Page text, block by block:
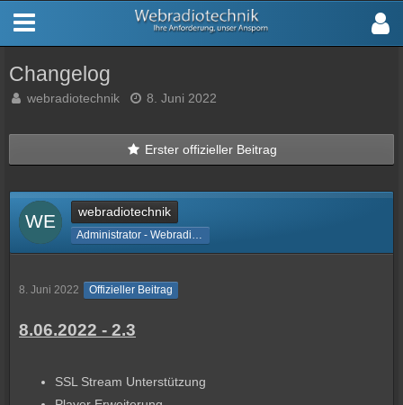
Changelog
webradiotechnik 8. Juni 2022
Erster offizieller Beitrag
webradiotechnik
8. Juni 2022 Offizieller Beitrag
8.06.2022 - 2.3
SSL Stream Unterstützung